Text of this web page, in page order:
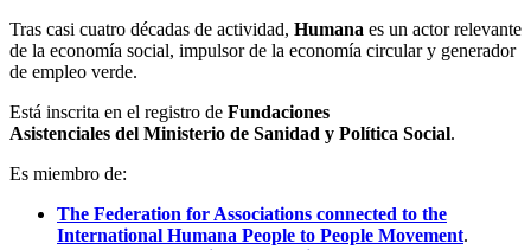
Tras casi cuatro décadas de actividad, Humana es un actor relevante
de la economía social, impulsor de la economía circular y generador
de empleo verde.
Está inscrita en el registro de Fundaciones
Asistenciales del Ministerio de Sanidad y Política Social.
Es miembro de:
The Federation for Associations connected to the
International Humana People to People Movement.